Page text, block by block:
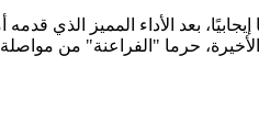
بعد الأداء المميز الذي
حرما "الفراعنة" من مواصلة